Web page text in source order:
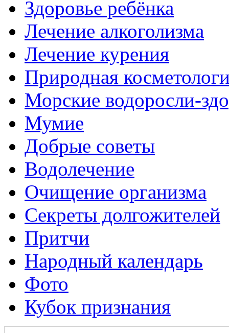
Здоровье ребёнка
Лечение алкоголизма
Лечение курения
Природная
Морские водоросли-
Мумие
Добрые советы
Водолечение
Очищение организма
Секреты долгожителей
Притчи
Народный календарь
Фото
Кубок признания